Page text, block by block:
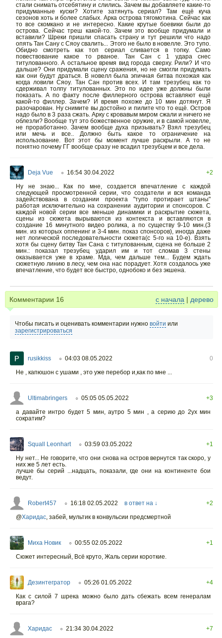
стали снимать отсебятину и слились. Зачем вы добавляете какие-то
придуманные куски? Хотите затянуть сериал? Там ещё куча
сезонов хоть и более слабых. Арка острова тягомотина. Сейчас как
то все скомкано и не интересно. Какие крутые боевики были до
острова. Сейчас треш какой-то. Зачем это вообще придумали и
вставили? Шреки пришли спасать страну и тут решили что надо
опять Тан Сану с Сяоу свалить... Этого не было в новелле. Это тупо.
Обидно смотреть как топ сериал сливается в топку. Само
повествование какое то рваное. Тан Сан с 1 удара снес
титулованного. А остальное время вид города сверху. Рили? И что
дальше? Они придумали сцену сражения, но не смогли придумать
как они будут драться. В новелл была эпичная битва похожая как
когда ловили Сяоу. Тан Сан против всех. И там трезубец как то
сдерживал толпу титулованных. Это по идее уже должны были
показать. А по факту после филлерного острова вставляют ещё
какой-то филлер. Зачем? И время похоже до 10 мин дотянут. Я
разочарован. Ну снимите вы достойно и пилите что то ещё. Остров
надо было в 3 раза сжать. Арку с кровавым миром сжали и ничего не
облезли? Вообще тут это божественное оружие, и в самой новелле,
не проработанно. Зачем вообще духа призывать? Взял трезубец
или мечь и все.. Должно быть какое то ограничение на
использование. Вот этот бы момент лучше раскрыли. А то не
понятно почему ГГ вообще сразу не всадил трезубцем и все дела.
Deja Vue ○ 16:54 30.04.2022
+2
Ну не знаю... Как по мне, создается впечатление с каждой
следующей просмотренной серии, что создатели и вся команда
задействована в создании проекта "тупо протирает штаны"
работая исключительно на сохранении аудитории и спонсоров. С
каждой новой серии все меньше динамики и раскрытие сюжета,
сцены из сюжета вырываются из контекста и вставляются в
создание 16 минутного видео ролика, а по существу 9-10 мин.(3
мин. из которых оппенинг и 3-4 мин. показ спонсоров), иногда даже
нет логической последовательности сюжета(с 5-го на 10-е). Взять
хотя бы сцену битву Тан Сана с титулованным, сцена не больше 2
мин.: показал трезубец ударил им и тот сломав 3 стены
оказывается уже в храме. Мда, чем дальше тем... Будем ждать
сюжетную линию в лесу, чем она нас порадует. Хотя создалось уже
впечатление, что будет все быстро, однобоко и без экшена.
Комментарии 16 с начала | дерево
Чтобы писать и оценивать комментарии нужно войти или
зарегистрироваться
rusikkiss ○ 04:03 08.05.2022
0
Не , капюшон с ушами , это уже перебор и,как по мне ...
Ultimabringers ○ 05:05 05.05.2022
+3
а давайте интро будет 5 мин, аутро 5 мин , а серию до 2ух мин
сократим?
Squall Leonhart ○ 03:59 03.05.2022
+1
Ну нет... Не говорите, что они снова на остров вернутся так скоро, у
них же 5 лет есть.
лучше бы серий ...надцать, показали, где они на континенте бои
ведут.
Robert457 ○ 16:18 02.05.2022 в ответ на ↓
+2
@Харидас забей, мультик в конвульсии предсмертной
Миха Новик ○ 00:55 02.05.2022
+1
Сюжет интересный, Всё круто, Жаль серии короткие.
Дезинтегратор ○ 05:26 01.05.2022
+4
Как с силой 7 шрека можно было дать сбежать всем генералам
врага?
Харидас ○ 21:34 30.04.2022
+7